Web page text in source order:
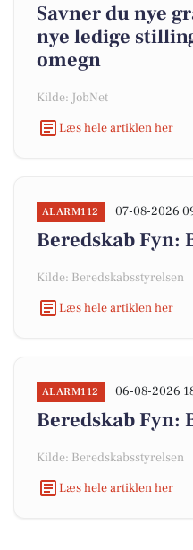
Savner du nye
nye ledige
omegn
Kilde: JobNet
Læs hele artiklen her
ALARM112 07-08-2026
Beredskab Fyn:
Kilde: Beredskabsstyrelsen
Læs hele artiklen her
ALARM112 06-08-2026
Beredskab Fyn:
Kilde: Beredskabsstyrelsen
Læs hele artiklen her